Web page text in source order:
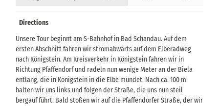
Directions
Unsere Tour beginnt am S-Bahnhof in Bad Schandau. Auf dem
ersten Abschnitt fahren wir stromabwärts auf dem Elberadweg
nach Königstein. Am Kreisverkehr in Königstein fahren wir in
Richtung Pfaffendorf und radeln nun wenige Meter an der Biela
entlang, die in Königstein in die Elbe mündet. Nach ca. 100 m
halten wir uns links und folgen der Straße, die uns nun steil
bergauf führt. Bald stoßen wir auf die Pfaffendorfer Straße, der wir